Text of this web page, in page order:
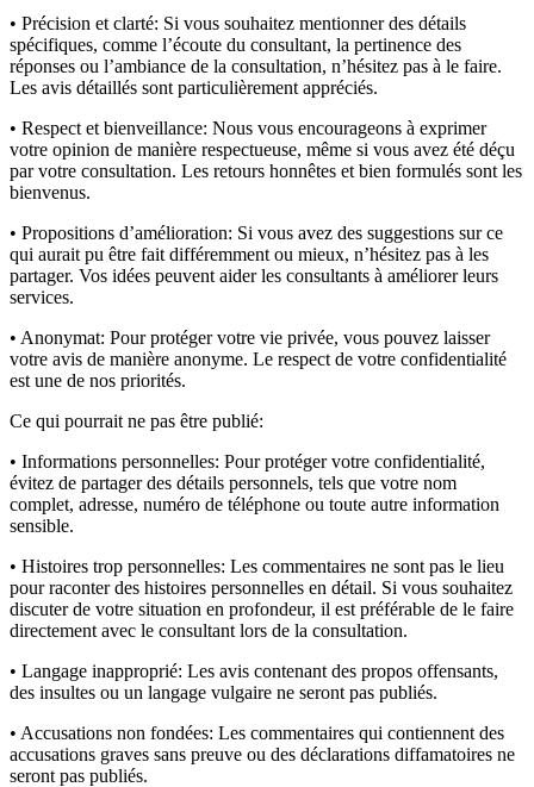
• Précision et clarté: Si vous souhaitez mentionner des détails
spécifiques, comme l’écoute du consultant, la pertinence des
réponses ou l’ambiance de la consultation, n’hésitez pas à le faire.
Les avis détaillés sont particulièrement appréciés.
• Respect et bienveillance: Nous vous encourageons à exprimer
votre opinion de manière respectueuse, même si vous avez été déçu
par votre consultation. Les retours honnêtes et bien formulés sont les
bienvenus.
• Propositions d’amélioration: Si vous avez des suggestions sur ce
qui aurait pu être fait différemment ou mieux, n’hésitez pas à les
partager. Vos idées peuvent aider les consultants à améliorer leurs
services.
• Anonymat: Pour protéger votre vie privée, vous pouvez laisser
votre avis de manière anonyme. Le respect de votre confidentialité
est une de nos priorités.
Ce qui pourrait ne pas être publié:
• Informations personnelles: Pour protéger votre confidentialité,
évitez de partager des détails personnels, tels que votre nom
complet, adresse, numéro de téléphone ou toute autre information
sensible.
• Histoires trop personnelles: Les commentaires ne sont pas le lieu
pour raconter des histoires personnelles en détail. Si vous souhaitez
discuter de votre situation en profondeur, il est préférable de le faire
directement avec le consultant lors de la consultation.
• Langage inapproprié: Les avis contenant des propos offensants,
des insultes ou un langage vulgaire ne seront pas publiés.
• Accusations non fondées: Les commentaires qui contiennent des
accusations graves sans preuve ou des déclarations diffamatoires ne
seront pas publiés.